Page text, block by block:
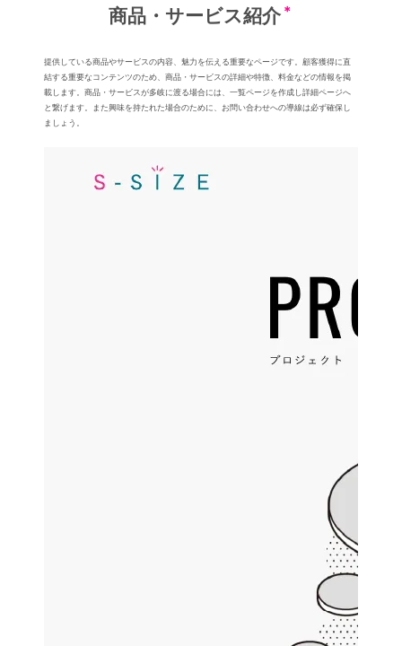
商品・サービス紹介
提供している商品やサービスの内容、魅⼒を伝える重要なページです。顧客獲得に直
結する重要なコンテンツのため、商品・サービスの詳細や特徴、料⾦などの情報を掲
載します。商品・サービスが多岐に渡る場合には、一覧ページを作成し詳細ページへ
と繋げます。また興味を持たれた場合のために、お問い合わせへの導線は必ず確保し
ましょう。